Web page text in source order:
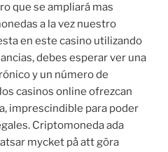
que se ampliará mas
a la vez nuestro
en este casino utilizando
debes esperar ver una
y un número de
casinos online ofrezcan
imprescindible para poder
Criptomoneda ada
mycket på att göra